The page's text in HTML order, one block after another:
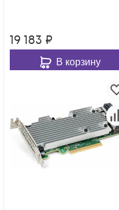
19 183 ₽
В корзину